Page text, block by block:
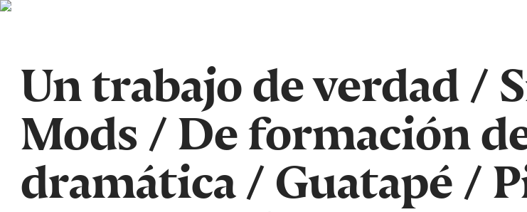
Un trabajo de verdad /
Mods / De formación
dramática/ Guatapé /